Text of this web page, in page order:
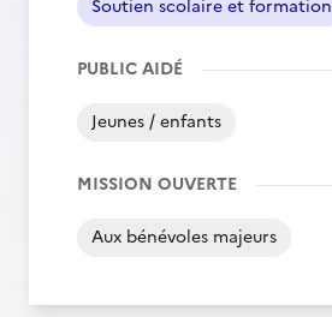
Soutien scolaire et formation
PUBLIC AIDÉ
Jeunes / enfants
MISSION OUVERTE
Aux bénévoles majeurs